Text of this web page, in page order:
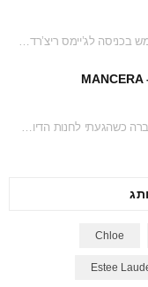
השבוע הגעתי לצלם מקרוב עמדת בישום מהממת ממש בכניסה לג’יימס ריצ’רדסון דיוטי פרי. כל העמדה…
Chloe
Estee